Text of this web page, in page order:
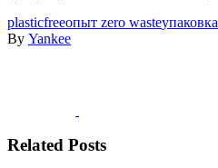
plasticfreeопыт zero wasteупаковка
By Yankee
Related Posts